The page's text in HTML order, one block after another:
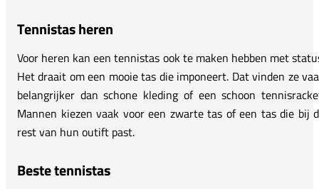
Tennistas heren
Voor heren kan een tennistas ook te maken hebben met
Het draait om een mooie tas die imponeert. Dat vinden ze
belangrijker dan schone kleding of een schoon
Mannen kiezen vaak voor een zwarte tas of een tas die bij
rest van hun outift past.
Beste tennistas